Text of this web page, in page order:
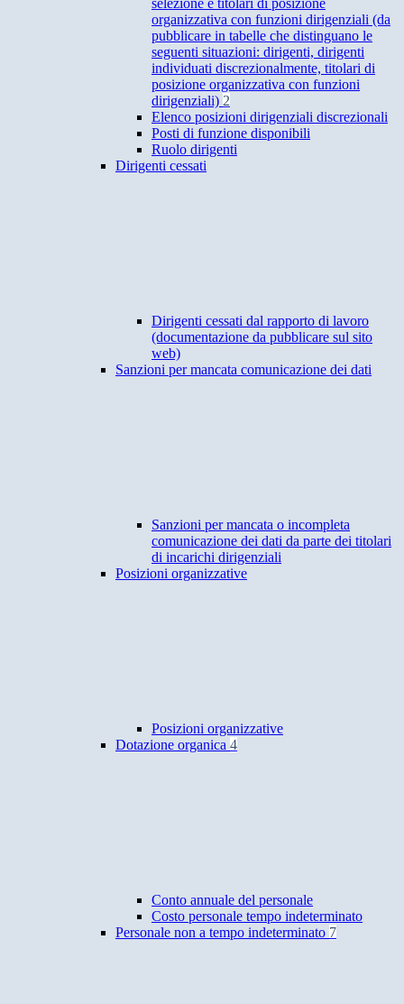
selezione e titolari di posizione
organizzativa con funzioni dirigenziali (da
pubblicare in tabelle che distinguano le
seguenti situazioni: dirigenti, dirigenti
individuati discrezionalmente, titolari di
posizione organizzativa con funzioni
dirigenziali) 2
Elenco posizioni dirigenziali discrezionali
Posti di funzione disponibili
Ruolo dirigenti
Dirigenti cessati
Dirigenti cessati dal rapporto di lavoro
(documentazione da pubblicare sul sito
web)
Sanzioni per mancata comunicazione dei dati
Sanzioni per mancata o incompleta
comunicazione dei dati da parte dei titolari
di incarichi dirigenziali
Posizioni organizzative
Posizioni organizzative
Dotazione organica 4
Conto annuale del personale
Costo personale tempo indeterminato
Personale non a tempo indeterminato 7